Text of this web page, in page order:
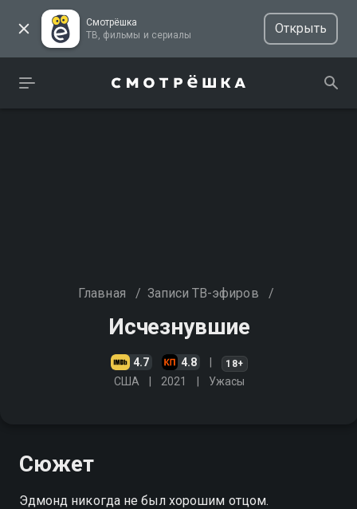
Смотрёшка
ТВ, фильмы и сериалы
Открыть
Главная / Записи ТВ-эфиров /
Исчезнувшие
4.7 4.8 18+
США 2021 Ужасы
Сюжет
Эдмонд никогда не был хорошим отцом.